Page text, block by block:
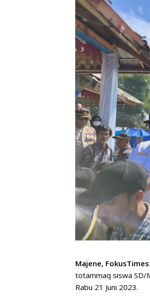
Majene,
totammaq siswa SD/
Rabu 21 Juni 2023.